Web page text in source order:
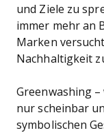
und Ziele zu
immer mehr an
Marken
Nachhaltigkeit
Greenwashing
nur scheinbar
symbolischen